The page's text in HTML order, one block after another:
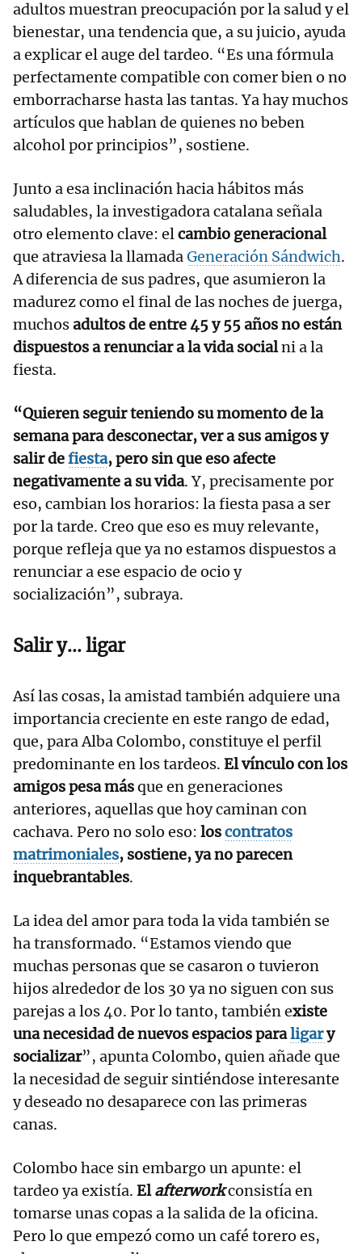
adultos muestran preocupación por la salud y el
bienestar, una tendencia que, a su juicio, ayuda
a explicar el auge del tardeo. “Es una fórmula
perfectamente compatible con comer bien o no
emborracharse hasta las tantas. Ya hay muchos
artículos que hablan de quienes no beben
alcohol por principios”, sostiene.
Junto a esa inclinación hacia hábitos más
saludables, la investigadora catalana señala
otro elemento clave: elcambio generacional
que atraviesa la llamadaGeneración Sándwich.
A diferencia de sus padres, que asumieron la
madurez como el final de las noches de juerga,
muchosadultos de entre 45 y 55 años no están
dispuestos a renunciar a la vida socialni a la
fiesta.
“Quieren seguir teniendo su momento de la
semana para desconectar, ver a sus amigos y
salir defiesta, pero sin que eso afecte
negativamente a su vida. Y, precisamente por
eso, cambian los horarios: la fiesta pasa a ser
por la tarde. Creo que eso es muy relevante,
porque refleja que ya no estamos dispuestos a
renunciar a ese espacio de ocio y
socialización”, subraya.
Salir y... ligar
Así las cosas, la amistad también adquiere una
importancia creciente en este rango de edad,
que, para Alba Colombo, constituye el perfil
predominante en los tardeos. El vínculo con los
amigos pesa másque en generaciones
anteriores, aquellas que hoy caminan con
cachava. Pero no solo eso: loscontratos
matrimoniales, sostiene, ya no parecen
inquebrantables.
La idea del amor para toda la vida también se
ha transformado. “Estamos viendo que
muchas personas que se casaron o tuvieron
hijos alrededor de los 30 ya no siguen con sus
parejas a los 40. Por lo tanto, también existe
una necesidad de nuevos espacios paraligary
socializar”, apunta Colombo, quien añade que
la necesidad de seguir sintiéndose interesante
y deseado no desaparece con las primeras
canas.
Colombo hace sin embargo un apunte: el
tardeo ya existía. Elafterworkconsistía en
tomarse unas copas a la salida de la oficina.
Pero lo que empezó como un café torero es,